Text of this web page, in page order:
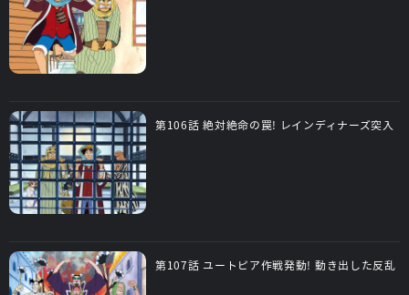
第106話 絶対絶命の罠! レインディナーズ突入
第107話 ユートピア作戦発動! 動き出した反乱